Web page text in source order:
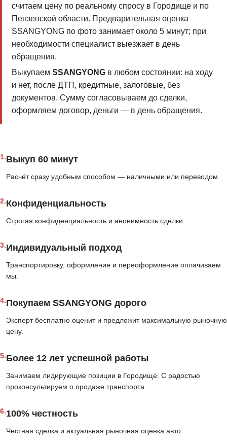
считаем цену по реальному спросу в Городище и по
Пензенской области. Предварительная оценка
SSANGYONG по фото занимает около 5 минут; при
необходимости специалист выезжает в день
обращения.
Выкупаем SSANGYONGв любом состоянии: на ходу
и нет, после ДТП, кредитные, залоговые, без
документов. Сумму согласовываем до сделки,
оформляем договор, деньги — в день обращения.
1.Выкуп 60 минут
Расчёт сразу удобным способом — наличными или переводом.
2.Конфиденциальность
Строгая конфиденциальность и анонимность сделки.
3.Индивидуальный подход
Транспортировку, оформление и переоформление оплачиваем
мы.
4.Покупаем SSANGYONG дорого
Эксперт бесплатно оценит и предложит максимальную рыночную
цену.
5.Более 12 лет успешной работы
Занимаем лидирующие позиции в Городище. С радостью
проконсультируем о продаже транспорта.
6.100% честность
Честная сделка и актуальная рыночная оценка авто.